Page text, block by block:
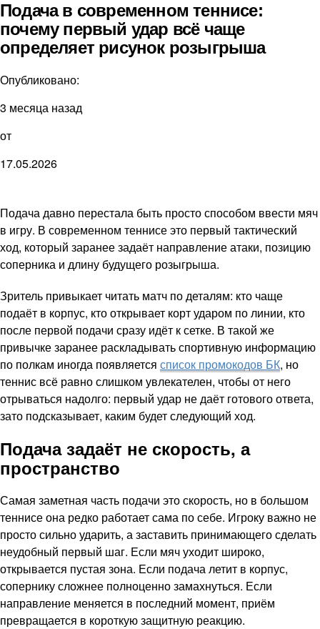
Подача в современном теннисе:
почему первый удар всё чаще
определяет рисунок розыгрыша
Опубликовано:
3 месяца назад
от
17.05.2026
Подача давно перестала быть просто способом ввести мяч
в игру. В современном теннисе это первый тактический
ход, который заранее задаёт направление атаки, позицию
соперника и длину будущего розыгрыша.
Зритель привыкает читать матч по деталям: кто чаще
подаёт в корпус, кто открывает корт ударом по линии, кто
после первой подачи сразу идёт к сетке. В такой же
привычке заранее раскладывать спортивную информацию
по полкам иногда появляется список промокодов БК, но
теннис всё равно слишком увлекателен, чтобы от него
отрываться надолго: первый удар не даёт готового ответа,
зато подсказывает, каким будет следующий ход.
Подача задаёт не скорость, а
пространство
Самая заметная часть подачи это скорость, но в большом
теннисе она редко работает сама по себе. Игроку важно не
просто сильно ударить, а заставить принимающего сделать
неудобный первый шаг. Если мяч уходит широко,
открывается пустая зона. Если подача летит в корпус,
сопернику сложнее полноценно замахнуться. Если
направление меняется в последний момент, приём
превращается в короткую защитную реакцию.